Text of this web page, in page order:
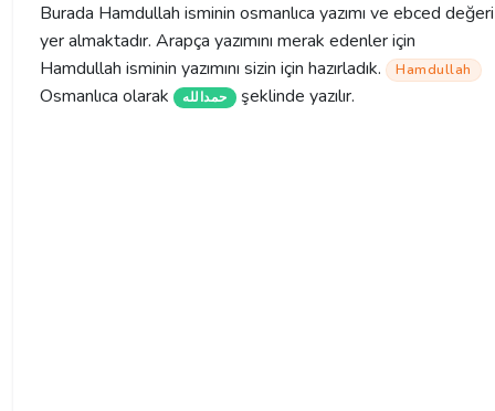
Burada Hamdullah isminin osmanlıca yazımı ve ebced değeri
yer almaktadır. Arapça yazımını merak edenler için
Hamdullah isminin yazımını sizin için hazırladık.
Hamdullah
Osmanlıca olarak حمدالله şeklinde yazılır.